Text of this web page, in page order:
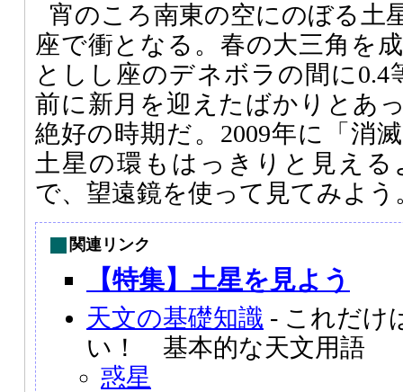
宵のころ南東の空にのぼる土
座で衝となる。春の大三角を
としし座のデネボラの間に0.4
前に新月を迎えたばかりとあ
絶好の時期だ。2009年に「消
土星の環もはっきりと見え
で、望遠鏡を使って見てみよう
関連リンク
【特集】土星を見よう
天文の基礎知識 - これだけ
い！ 基本的な天文用語
惑星